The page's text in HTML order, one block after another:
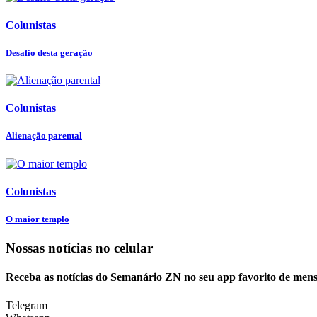
Colunistas
Desafio desta geração
Colunistas
Alienação parental
Colunistas
O maior templo
Nossas notícias no celular
Receba as notícias do Semanário ZN no seu app favorito de
Telegram